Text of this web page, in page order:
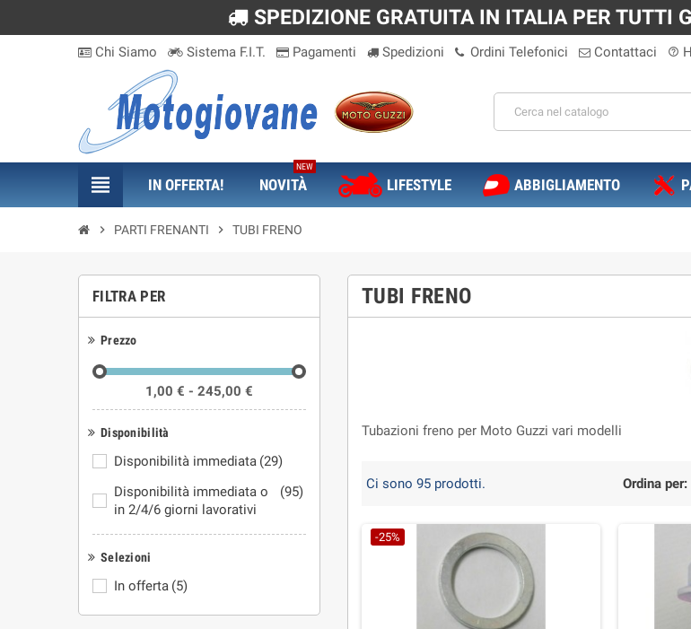
SPEDIZIONE GRATUITA IN ITALIA PER TUTTI
Chi Siamo Sistema F.I.T. Pagamenti Spedizioni Ordini Telefonici Contattaci help_outline
view_headline IN OFFERTA! NOVITÀ
NEW
LIFESTYLE ABBIGLIAMENTO
chevron_right PARTI FRENANTI chevron_right TUBI FRENO
FILTRA PER
Prezzo
1,00 € - 245,00 €
Disponibilità
Disponibilità immediata (29)
Disponibilità immediata o
in 2/4/6 giorni lavorativi
(95)
Selezioni
In offerta (5)
TUBI FRENO
Tubazioni freno per Moto Guzzi vari modelli
Ordina per:
Ci sono 95 prodotti.
-25%